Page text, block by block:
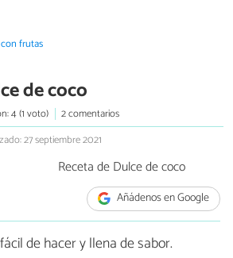
frutas
de coco
4 (1 voto)
2 comentarios
27 septiembre 2021
Añádenos en Google
de hacer y llena de sabor.